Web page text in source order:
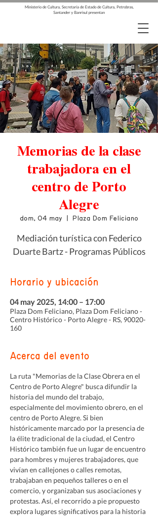
Ministerio de Cultura, Secretaría de Estado de Cultura, Petrobras,
Santander y Banrisul presentan
Memorias de la clase
trabajadora en el
centro de Porto
Alegre
dom, 04 may Plaza Dom Feliciano
Mediación turística con Federico
Duarte Bartz - Programas Públicos
Horario y ubicación
04 may 2025, 14:00 – 17:00
Plaza Dom Feliciano, Plaza Dom Feliciano -
Centro Histórico - Porto Alegre - RS, 90020-
160
Acerca del evento
La ruta "Memorias de la Clase Obrera en el
Centro de Porto Alegre" busca difundir la
historia del mundo del trabajo,
especialmente del movimiento obrero, en el
centro de Porto Alegre. Si bien
históricamente marcado por la presencia de
la élite tradicional de la ciudad, el Centro
Histórico también fue un lugar de encuentro
para hombres y mujeres trabajadores, que
vivían en callejones o calles remotas,
trabajaban en pequeños talleres o en el
comercio, y organizaban sus asociaciones y
protestas. Así, el recorrido a pie propuesto
explora lugares significativos para la historia